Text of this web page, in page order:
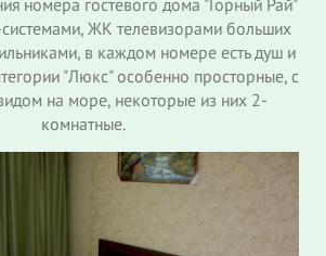
ЖК телевизорами больших
в каждом номере есть душ и
"Люкс" особенно просторные, с
на море, некоторые из них 2-
комнатные.